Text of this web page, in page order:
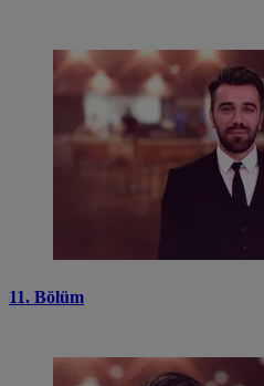
11. Bölüm